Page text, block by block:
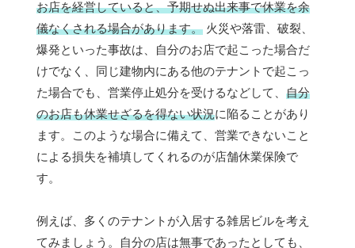
お店を経営していると、予期せぬ出来事で休業を余
儀なくされる場合があります。 火災や落雷、破裂、
爆発といった事故は、自分のお店で起こった場合だ
けでなく、同じ建物内にある他のテナントで起こっ
た場合でも、営業停止処分を受けるなどして、 自分
のお店も休業せざるを得ない状況に陥ることがあり
ます。このような場合に備えて、営業できないこと
による損失を補填してくれるのが店舗休業保険で
す。
例えば、多くのテナントが入居する雑居ビルを考え
てみましょう。自分の店は無事であったとしても、